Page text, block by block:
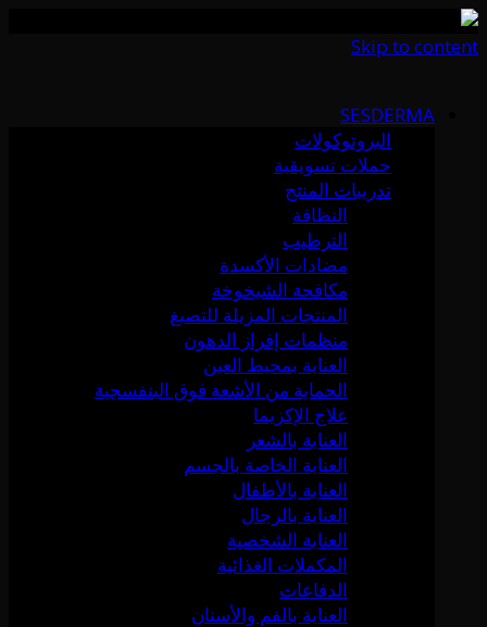
Skip to content
SESDERMA
البروتوكولات
حملات تسويقية
تدريبات المنتج
النظافة
الترطيب
مضادات الأكسدة
مكافحة الشيخوخة
المنتجات المزيلة للتصبغ
منظمات إفراز الدهون
العناية بمحيط العين
الحماية من الأشعة فوق البنفسجية
علاج الإكزيما
العناية بالشعر
العناية الخاصة بالجسم
العناية بالأطفال
العناية بالرجال
العناية الشخصية
المكملات الغذائية
الدفاعات
العناية بالفم والأسنان